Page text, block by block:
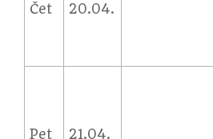
Čet 20.04.
Pet 21.04.